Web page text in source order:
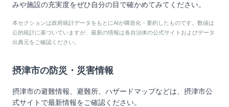
みや施設の充実度をぜひ自分の目で確かめてみてください。
本セクションは政府統計データをもとにAIが構造化・要約したものです。数値は
公的統計に基づいていますが、最新の情報は各自治体の公式サイトおよびデータ
出典元をご確認ください。
摂津市の防災・災害情報
摂津市の避難情報、避難所、ハザードマップなどは、 摂津市公
式サイトで最新情報をご確認ください。